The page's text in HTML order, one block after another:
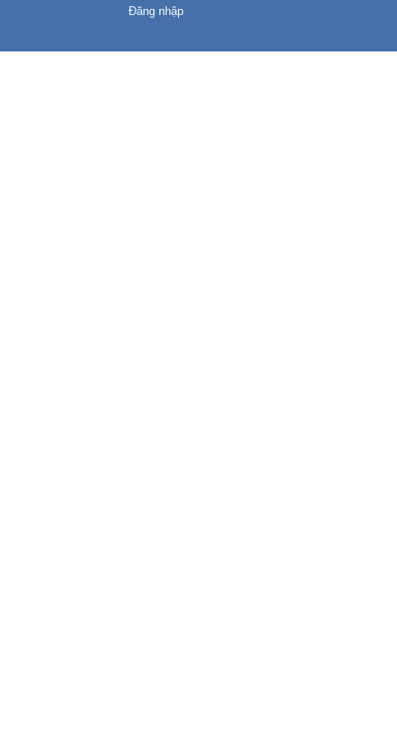
Đăng nhập